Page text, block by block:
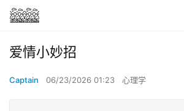
爱情小妙招
Captain 06/23/2026 01:23 心理学